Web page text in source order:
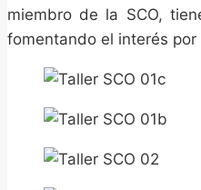
miembro de la SCO,
fomentando el interés